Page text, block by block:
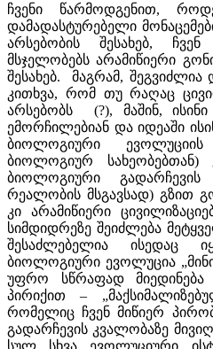
ჩვენი წარმოდგენით,
დამადასტურებელი
არსებობის შესახებ,
მსჯელობებს არამიწიერი
შესახებ. მაგრამ,
კითხვა, რომ თუ რაღაც
არსებობს (?), მაშინ, ისინი
ემორჩილებიან და იდეაში
ბიოლოგიური
ბიოლოგიურ სახეობებთან)
ბიოლოგიური
რეალობის მსგავსად) გზით
კი არამიწიერი
სიმდიდრეზე შეიძლება
შესაძლებელია ისედაც
ბიოლოგიური ევოლუცია
უფრო სწრაფად მიედინება
პირიქით –
რომელიც ჩვენ მიწიერ
გადარჩევის კვალობაზე
სულ სხვა ევოლუციური